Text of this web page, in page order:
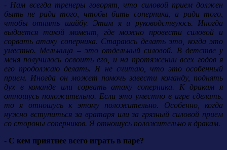
- Нам всегда тренеры говорят, что силовой прием должен
быть не ради того, чтобы бить соперника, а ради того,
чтобы отнять шайбу. Этим я и руководствуюсь. Иногда
выдается такой момент, где можно провести силовой и
сорвать атаку соперника. Стараюсь делать это, когда это
уместно. Мельница – это отдельный силовой. В детстве у
меня получилось освоить его, и на протяжении всех годов я
его продолжаю делать. Я не считаю, что это особенный
прием. Иногда он может помочь завести команду, поднять
дух в команде или сорвать атаку соперника. К дракам я
отношусь положительно. Если это уместно в игре сделать,
то я отношусь к этому положительно. Особенно, когда
нужно вступиться за вратаря или за грязный силовой прием
со стороны соперников. Я отношусь положительно к дракам.
- С кем приятнее всего играть в паре?